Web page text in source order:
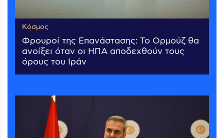
Κόσμος
Φρουροί της Επανάστασης: Το Ορμούζ θα
ανοίξει όταν οι ΗΠΑ αποδεχθούν τους
όρους του Ιράν